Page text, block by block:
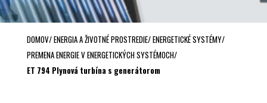
DOMOV/ENERGIA A ŽIVOTNÉ PROSTREDIE/ENERGETICKÉ SYSTÉMY/
PREMENA ENERGIE V ENERGETICKÝCH SYSTÉMOCH/
ET 794 Plynová turbína s generátorom